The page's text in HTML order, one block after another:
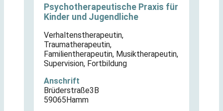
Psychotherapeutische Praxis für
Kinder und Jugendliche
Verhaltenstherapeutin,
Traumatherapeutin,
Familientherapeutin, Musiktherapeutin,
Supervision, Fortbildung
Anschrift
Brüderstraße3B
59065 Hamm